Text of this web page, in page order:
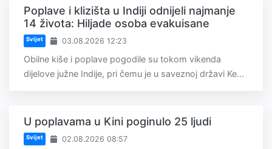
Poplave i klizišta u Indiji odnijeli najmanje
14 života: Hiljade osoba evakuisane
Svijet 03.08.2026 12:23
Obilne kiše i poplave pogodile su tokom vikenda
dijelove južne Indije, pri čemu je u saveznoj državi Ke...
U poplavama u Kini poginulo 25 ljudi
Svijet 02.08.2026 08:57